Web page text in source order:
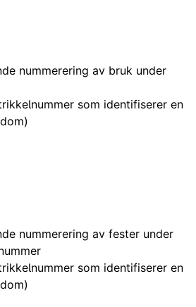
nummerering av bruk under
som identifiserer en
nummerering av fester under
som identifiserer en